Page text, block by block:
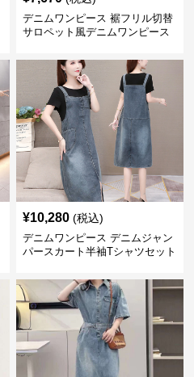
デニムワンピース 裾フリル切替
サロペット風デニムワンピース
¥10,280 (税込)
デニムワンピース デニムジャン
パースカート半袖Tシャツセット